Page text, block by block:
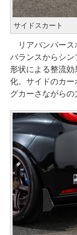
サイドスカート
リアバンパース
バランスからシ
形状による整流
化。サイドのカ
グカーさながらの